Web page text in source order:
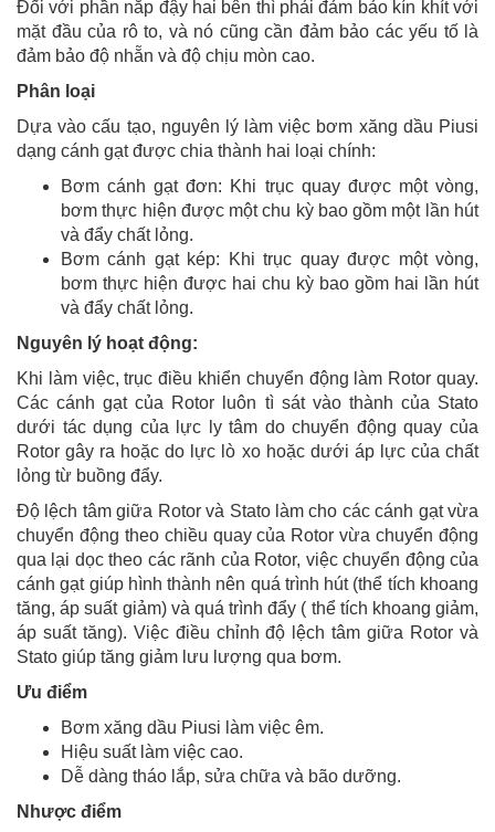
Đối với phần nắp đậy hai bên thì phải đảm bảo kín khít với
mặt đầu của rô to, và nó cũng cần đảm bảo các yếu tố là
đảm bảo độ nhẵn và độ chịu mòn cao.
Phân loại
Dựa vào cấu tạo, nguyên lý làm việc bơm xăng dầu Piusi
dạng cánh gạt được chia thành hai loại chính:
Bơm cánh gạt đơn: Khi trục quay được một vòng,
bơm thực hiện được một chu kỳ bao gồm một lần hút
và đẩy chất lỏng.
Bơm cánh gạt kép: Khi trục quay được một vòng,
bơm thực hiện được hai chu kỳ bao gồm hai lần hút
và đẩy chất lỏng.
Nguyên lý hoạt động:
Khi làm việc, trục điều khiển chuyển động làm Rotor quay.
Các cánh gạt của Rotor luôn tì sát vào thành của Stato
dưới tác dụng của lực ly tâm do chuyển động quay của
Rotor gây ra hoặc do lực lò xo hoặc dưới áp lực của chất
lỏng từ buồng đẩy.
Độ lệch tâm giữa Rotor và Stato làm cho các cánh gạt vừa
chuyển động theo chiều quay của Rotor vừa chuyển động
qua lại dọc theo các rãnh của Rotor, việc chuyển động của
cánh gạt giúp hình thành nên quá trình hút (thể tích khoang
tăng, áp suất giảm) và quá trình đẩy ( thể tích khoang giảm,
áp suất tăng). Việc điều chỉnh độ lệch tâm giữa Rotor và
Stato giúp tăng giảm lưu lượng qua bơm.
Ưu điểm
Bơm xăng dầu Piusi làm việc êm.
Hiệu suất làm việc cao.
Dễ dàng tháo lắp, sửa chữa và bão dưỡng.
Nhược điểm